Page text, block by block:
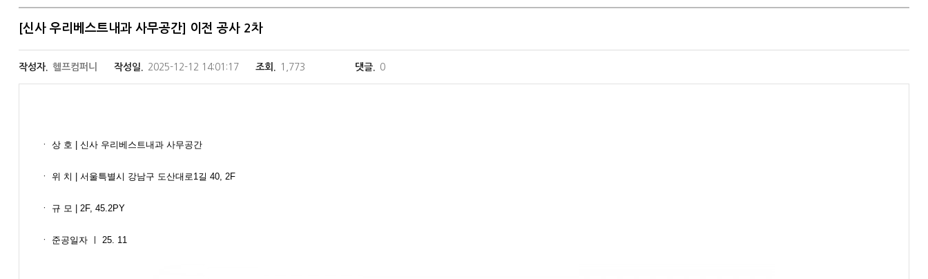
[신사 우리베스트내과 사무공간] 이전 공사 2차
작성자. 헬프컴퍼니 작성일. 2025-12-12 14:01:17 조회. 1,773 댓글. 0
ㆍ​ ​상 호 | 신사 우리베스트내과 사무공간
ㆍ​ 위 치 | 서울특별시 강남구 도산대로1길 40, 2F
ㆍ​ 규 모 | 2F, 45.2PY
ㆍ​ 준공일자 ㅣ 25. 11